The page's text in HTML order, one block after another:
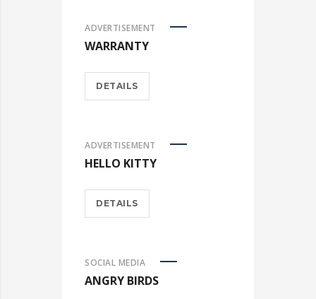
ADVERTISEMENT
WARRANTY
DETAILS
ADVERTISEMENT
HELLO KITTY
DETAILS
SOCIAL MEDIA
ANGRY BIRDS